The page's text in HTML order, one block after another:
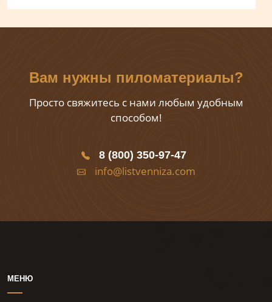
Вам нужны пиломатериалы?
Просто свяжитесь с нами любым удобным
способом!
8 (800) 350-97-47
info@listvenniza.com
МЕНЮ